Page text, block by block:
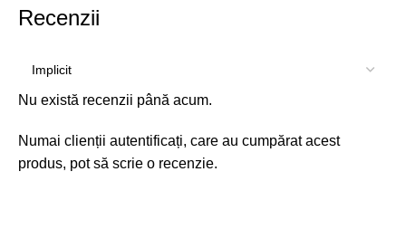
Recenzii
Nu există recenzii până acum.
Numai clienții autentificați, care au cumpărat acest
produs, pot să scrie o recenzie.